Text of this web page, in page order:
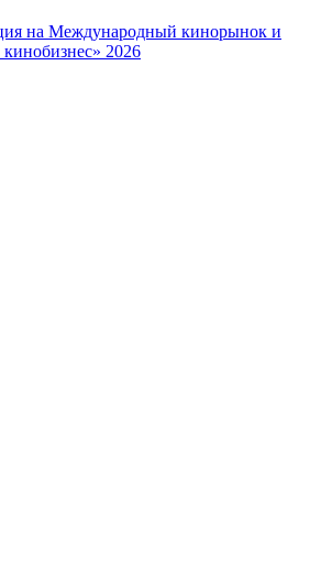
на Международный кинорынок и
2026